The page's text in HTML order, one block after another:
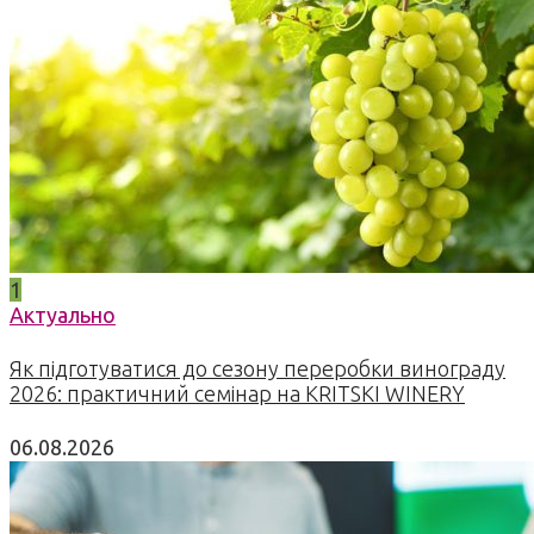
1
Актуально
Як підготуватися до сезону переробки винограду
2026: практичний семінар на KRITSKI WINERY
06.08.2026